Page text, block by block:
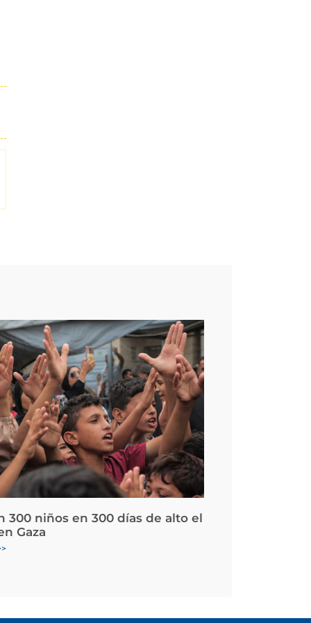
300 niños en 300 días de alto el
Gaza